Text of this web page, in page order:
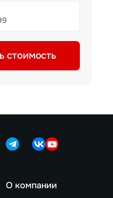
стоимость
О компании